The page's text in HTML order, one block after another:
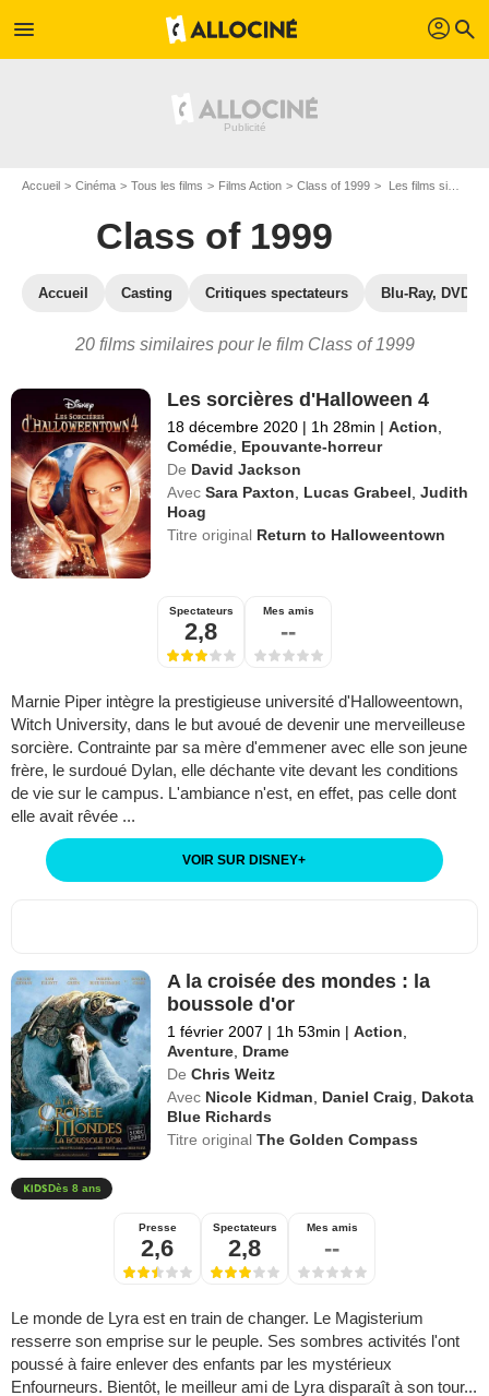
menu profil search
Accueil Cinéma Tous les films Films Action Class of 1999 Les films similaires à "Class of 1999"
Class of 1999
Accueil Casting Critiques spectateurs Blu-Ray, DVD
20 films similaires pour le film Class of 1999
Les sorcières d'Halloween 4
18 décembre 2020 | 1h 28min | Action
Comédie Epouvante-horreur
De David Jackson
Avec Sara Paxton Lucas Grabeel ,Judith
Hoag
Titre original Return to Halloweentown
Spectateurs
2,8
Mes amis
--
Marnie Piper intègre la prestigieuse université d'Halloweentown,
Witch University, dans le but avoué de devenir une merveilleuse
sorcière. Contrainte par sa mère d'emmener avec elle son jeune
frère, le surdoué Dylan, elle déchante vite devant les conditions
de vie sur le campus. L'ambiance n'est, en effet, pas celle dont
elle avait rêvée ...
VOIR SUR DISNEY+
A la croisée des mondes : la
boussole d'or
1 février 2007 | 1h 53min | Action
Aventure Drame
De Chris Weitz
Avec Nicole Kidman Daniel Craig
Dakota
Blue Richards
Titre originalThe Golden Compass
Dès 8 ans
Presse
2,6
Spectateurs
2,8
Mes amis
--
Le monde de Lyra est en train de changer. Le Magisterium
resserre son emprise sur le peuple. Ses sombres activités l'ont
poussé à faire enlever des enfants par les mystérieux
Enfourneurs. Bientôt, le meilleur ami de Lyra disparaît à son tour...